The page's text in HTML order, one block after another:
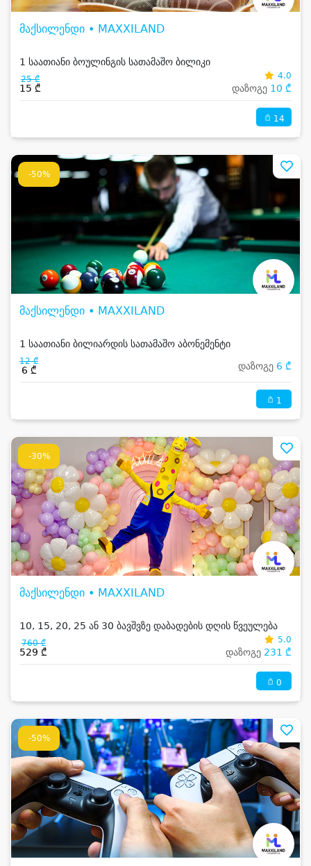
მაქსილენდი • MAXXILAND
1 საათიანი ბოულინგის სათამაშო ბილიკი
25 ₾
15 ₾
4.0
დაზოგე 10 ₾
14
-50%
მაქსილენდი • MAXXILAND
1 საათიანი ბილიარდის სათამაშო აბონემენტი
12 ₾
6 ₾ დაზოგე 6 ₾
1
-30%
მაქსილენდი • MAXXILAND
10, 15, 20, 25 ან 30 ბავშვზე დაბადების დღის წვეულება
760 ₾
529 ₾
5.0
დაზოგე 231 ₾
0
-50%